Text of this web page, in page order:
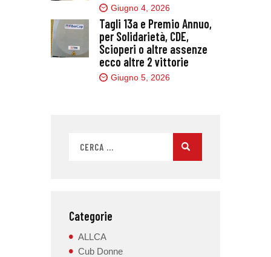
Giugno 4, 2026
Tagli 13a e Premio Annuo,
per Solidarietà, CDE,
Scioperi o altre assenze
ecco altre 2 vittorie
Giugno 5, 2026
Categorie
ALLCA
Cub Donne